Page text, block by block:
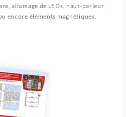
allumage de LEDs, haut-parleur,
encore éléments magnétiques.